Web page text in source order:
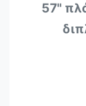
57"